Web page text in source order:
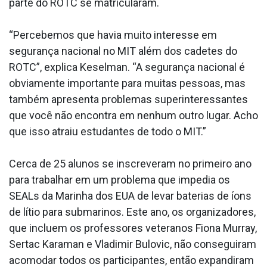
parte do ROTC se matricularam.
“Percebemos que havia muito interesse em
segurança nacional no MIT além dos cadetes do
ROTC”, explica Keselman. “A segurança nacional é
obviamente importante para muitas pessoas, mas
também apresenta problemas superinteressantes
que você não encontra em nenhum outro lugar. Acho
que isso atraiu estudantes de todo o MIT.”
Cerca de 25 alunos se inscreveram no primeiro ano
para trabalhar em um problema que impedia os
SEALs da Marinha dos EUA de levar baterias de íons
de lítio para submarinos. Este ano, os organizadores,
que incluem os professores veteranos Fiona Murray,
Sertac Karaman e Vladimir Bulovic, não conseguiram
acomodar todos os participantes, então expandiram